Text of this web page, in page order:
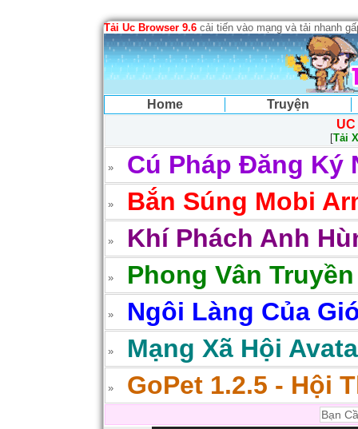
Tải Uc Browser 9.6 cải tiến vào mạng và tải nhanh
Home
Truyện
[Tải
Cú Pháp Đăng Ký
Bắn Súng Mobi
Khí Phách Anh
Phong Vân
Ngôi Làng Của
Mạng Xã Hội
GoPet 1.2.5 - Hội